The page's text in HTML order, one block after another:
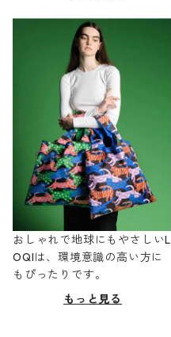
おしゃれで地球にもやさしいL
OQIは、環境意識の高い方に
もぴったりです。
もっと見る